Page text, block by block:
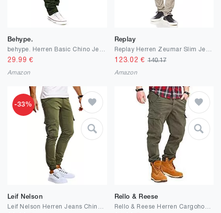
Behype.
29.99 €
Amazon
Replay
123.02 € 140.17
Amazon
-33%
Leif Nelson
Rello & Reese